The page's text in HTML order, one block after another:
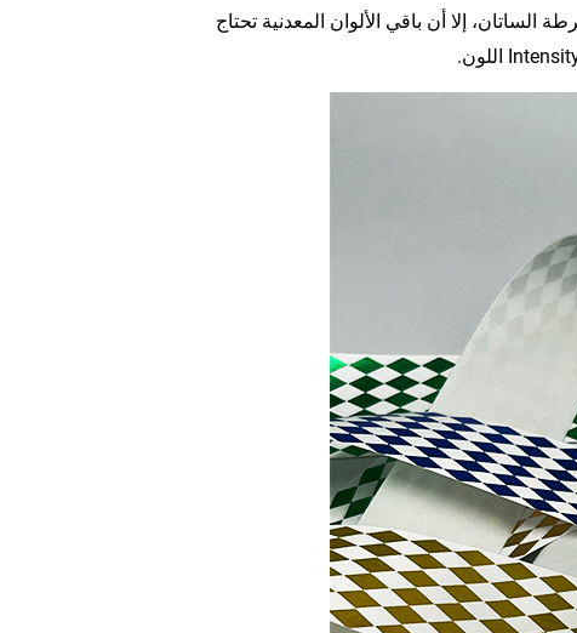
إلا أن باقي الألوان المعدنية تحتاج